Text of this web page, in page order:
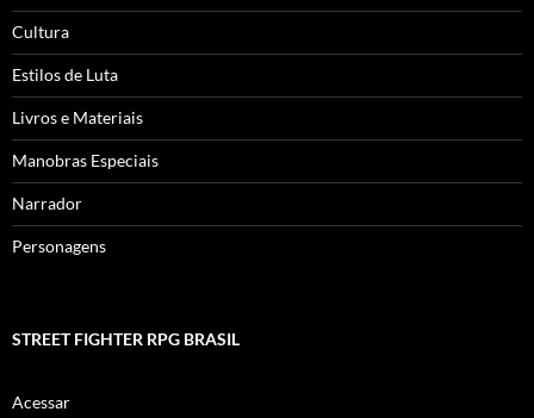
Cultura
Estilos de Luta
Livros e Materiais
Manobras Especiais
Narrador
Personagens
STREET FIGHTER RPG BRASIL
Acessar